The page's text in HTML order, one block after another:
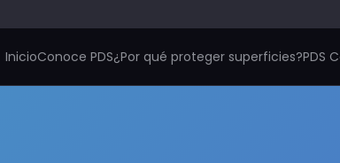
InicioConoce PDS¿Por qué proteger superficies?PDS